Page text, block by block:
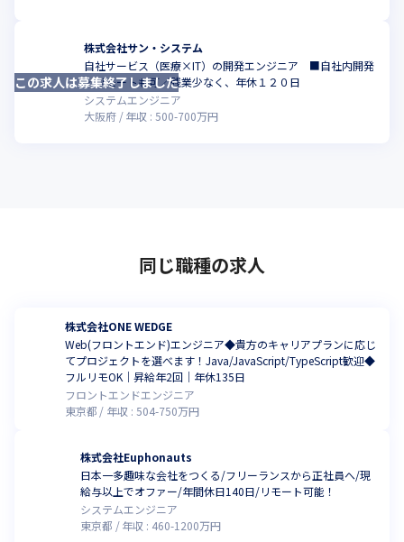
株式会社サン・システム
自社サービス（医療×IT）の開発エンジニア ■自社内開発
／リモートも可／残業少なく、年休１２０日
システムエンジニア
大阪府
年収 : 500-700万円
この求人は募集終了しました
同じ職種の求人
株式会社ONE WEDGE
Web(フロントエンド)エンジニア◆貴方のキャリアプランに応じ
てプロジェクトを選べます！Java/JavaScript/TypeScript歓迎◆
フルリモOK｜昇給年2回｜年休135日
フロントエンドエンジニア
東京都
年収 : 504-750万円
株式会社Euphonauts
日本一多趣味な会社をつくる/フリーランスから正社員へ/現
給与以上でオファー/年間休日140日/リモート可能！
システムエンジニア
東京都
年収 : 460-1200万円